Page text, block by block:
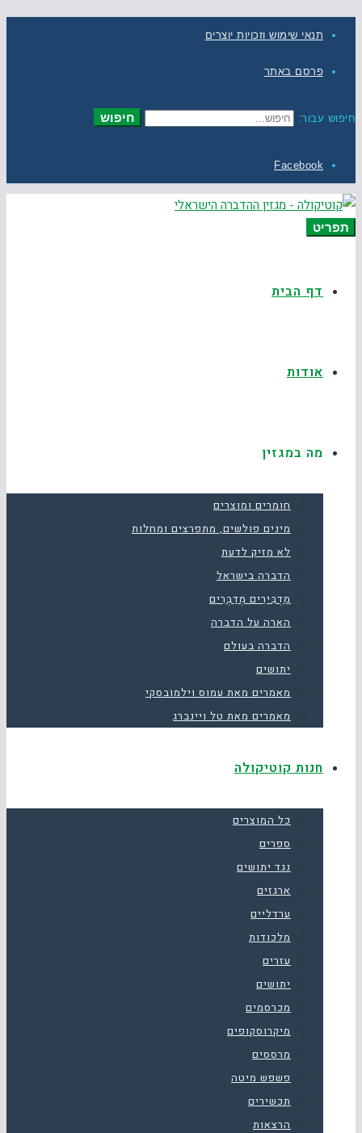
תנאי שימוש וזכויות יוצרים
פרסם באתר
חיפוש עבור: חיפוש
Facebook
תפריט
דף הבית
אודות
מה במגזין
חומרים ומוצרים
מינים פולשים, מתפרצים ומחלות
לא מזיק לדעת
הדברה בישראל
מַדְבִּירִים מְדַבְּרִים
הארה על הדברה
הדברה בעולם
יתושים
מאמרים מאת עמוס וילמובסקי
מאמרים מאת טל ויינברג
חנות קוטיקולה
כל המוצרים
ספרים
נגד יתושים
ארגזים
ערדליים
מלכודות
עזרים
יתושים
מכרסמים
מיקרוסקופים
מרססים
פשפש מיטה
תכשירים
הרצאות